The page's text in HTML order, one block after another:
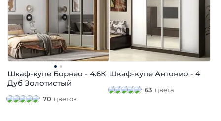
Шкаф-купе Борнео - 4.6К
Дуб Золотистый
70 цветов
Шкаф-купе Антонио - 4
63 цвета